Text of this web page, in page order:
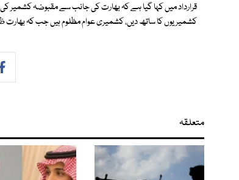
قرارداد میں کہا گیا ہے کہ بھارت کی جانب سے مقبوضہ
کشمیریوں کا ساتھ دیں، کشمیری عوام مظلوم ہیں جب کہ بھارت
متعلقہ